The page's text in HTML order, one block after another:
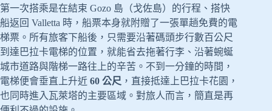
第一次搭乘是在結束 Gozo 島（戈佐島）的行程、搭快
船返回 Valletta 時，船票本身就附贈了一張單趟免費的電
梯票。所有旅客下船後，只需要沿著碼頭步行數百公尺
到達巴拉卡電梯的位置，就能省去拖著行李、沿著蜿蜒
城市道路與階梯一路往上的辛苦。不到一分鐘的時間，
電梯便會垂直上升近 60 公尺 ，直接抵達上巴拉卡花園，
也同時進入瓦萊塔的主要區域。對旅人而言，簡直是再